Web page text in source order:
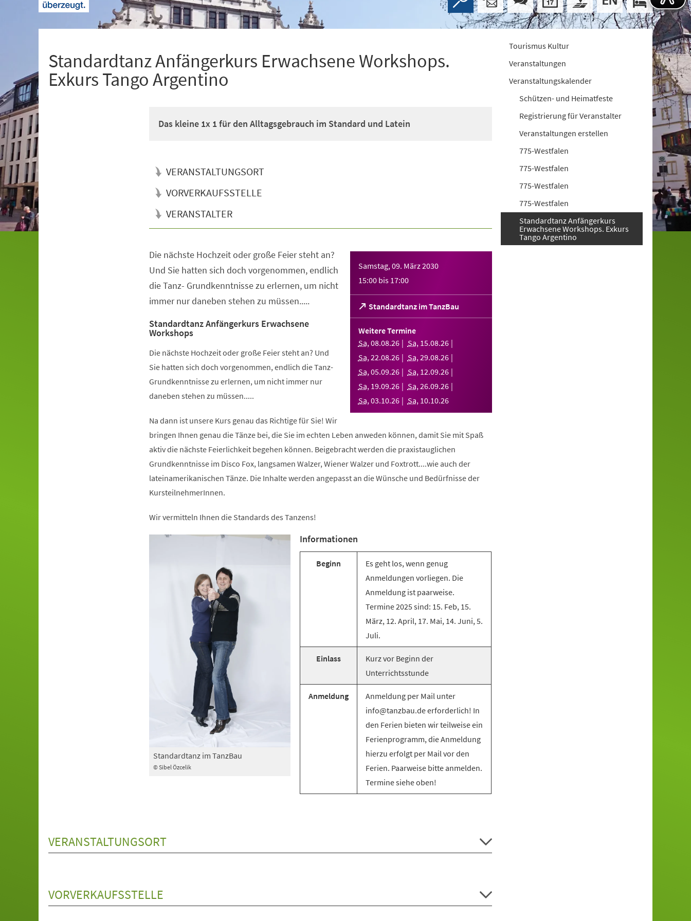
Standardtanz Anfängerkurs Erwachsene Workshops.
Exkurs Tango Argentino
Das kleine 1x 1 für den Alltagsgebrauch im Standard und Latein
VERANSTALTUNGSORT
VORVERKAUFSSTELLE
VERANSTALTER
Samstag, 09. März 2030
15:00 bis 17:00
Standardtanz im TanzBau
(Öffnet
in
einem
Tab)
Weitere Termine
Sa,08.08.26 Sa, 15.08.26
Sa,22.08.26 Sa,29.08.26
Sa,05.09.26 Sa, 12.09.26
Sa, 19.09.26 Sa,26.09.26
Sa,03.10.26 Sa, 10.10.26
Die nächste Hochzeit oder große Feier steht an?
Und Sie hatten sich doch vorgenommen, endlich
die Tanz- Grundkenntnisse zu erlernen, um nicht
immer nur daneben stehen zu müssen.....
Standardtanz Anfängerkurs Erwachsene
Workshops
Die nächste Hochzeit oder große Feier steht an? Und
Sie hatten sich doch vorgenommen, endlich die Tanz-
Grundkenntnisse zu erlernen, um nicht immer nur
daneben stehen zu müssen.....
Na dann ist unsere Kurs genau das Richtige für Sie! Wir
bringen Ihnen genau die Tänze bei, die Sie im echten Leben anweden können, damit Sie mit Spaß
aktiv die nächste Feierlichkeit begehen können. Beigebracht werden die praxistauglichen
Grundkenntnisse im Disco Fox, langsamen Walzer, Wiener Walzer und Foxtrott....wie auch der
lateinamerikanischen Tänze. Die Inhalte werden angepasst an die Wünsche und Bedürfnisse der
KursteilnehmerInnen.
Wir vermitteln Ihnen die Standards des Tanzens!
© Sibel Özcelik
Standardtanz im TanzBau
Informationen
Beginn
Es geht los, wenn genug
Anmeldungen vorliegen. Die
Anmeldung ist paarweise.
Termine 2025 sind: 15. Feb, 15.
März, 12. April, 17. Mai, 14. Juni, 5.
Juli.
Einlass
Kurz vor Beginn der
Unterrichtsstunde
Anmeldung
Anmeldung per Mail unter
info@tanzbau.de erforderlich! In
den Ferien bieten wir teilweise ein
Ferienprogramm, die Anmeldung
hierzu erfolgt per Mail vor den
Ferien. Paarweise bitte anmelden.
Termine siehe oben!
VERANSTALTUNGSORT
VORVERKAUFSSTELLE
Tourismus Kultur
Veranstaltungen
Veranstaltungskalender
Schützen- und Heimatfeste
Registrierung für Veranstalter
Veranstaltungen erstellen
775-Westfalen
775-Westfalen
775-Westfalen
775-Westfalen
Standardtanz Anfängerkurs
Erwachsene Workshops. Exkurs
Tango Argentino